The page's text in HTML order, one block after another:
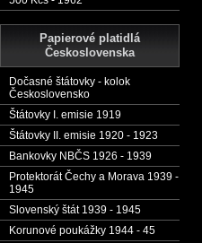
Papierové platidlá
Československa
Dočasné štátovky - kolok
Československo
Štátovky I. emisie 1919
Štátovky II. emisie 1920 - 1923
Bankovky NBČS 1926 - 1939
Protektorát Čechy a Morava 1939 -
1945
Slovenský štát 1939 - 1945
Korunové poukážky 1944 - 45